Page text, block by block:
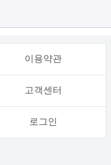
이용약관
고객센터
로그인